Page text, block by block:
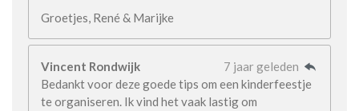
Groetjes, René & Marijke
Vincent Rondwijk
7 jaar geleden
Bedankt voor deze goede tips om een kinderfeestje
te organiseren. Ik vind het vaak lastig om